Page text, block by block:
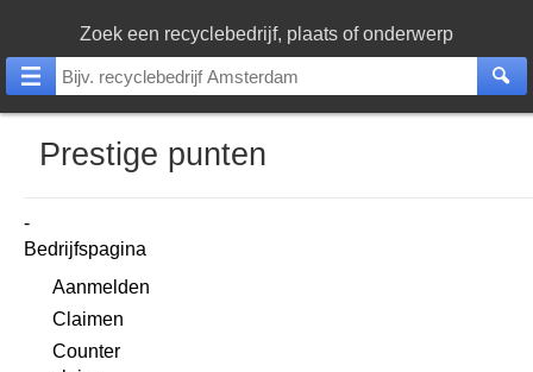
Zoek een recyclebedrijf, plaats of onderwerp
Prestige punten
Bedrijfspagina
Aanmelden
Claimen
Counter